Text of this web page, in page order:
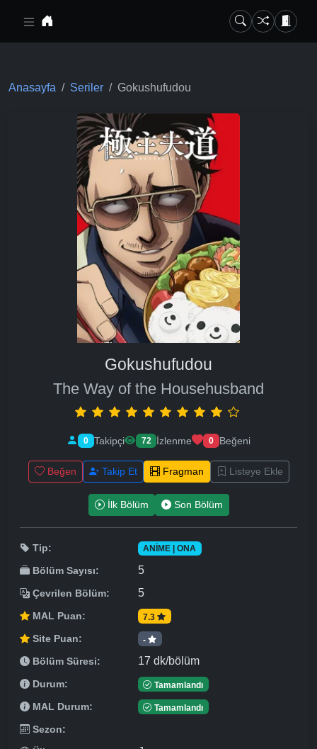
Anasayfa Seriler Gokushufudou
Gokushufudou
The Way of the Househusband
0 Takipçi 72 İzlenme 0 Beğeni
Beğen Takip Et Fragman Listeye Ekle
İlk Bölüm Son Bölüm
Tip: ANIME | ONA
Bölüm Sayısı: 5
Çevrilen Bölüm: 5
MAL Puan: 7.3
Site Puan: -
Bölüm Süresi: 17 dk/bölüm
Durum: Tamamlandı
MAL Durum: Tamamlandı
Sezon: